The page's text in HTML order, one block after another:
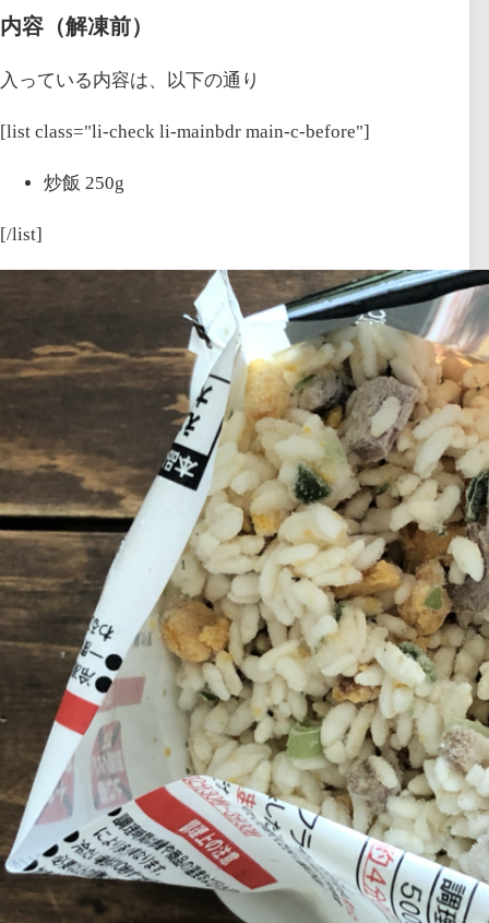
内容（解凍前）
入っている内容は、以下の通り
[list class="li-check li-mainbdr main-c-before"]
炒飯 250g
[/list]